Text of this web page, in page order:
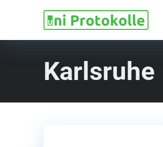
Karlsruhe